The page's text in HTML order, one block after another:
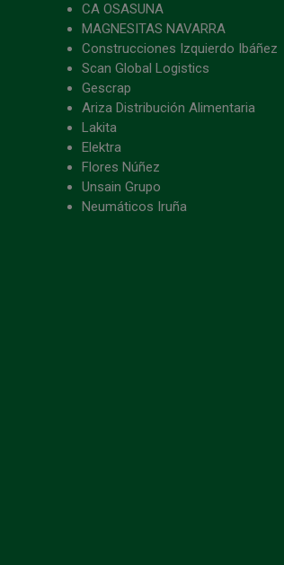
CA OSASUNA
MAGNESITAS NAVARRA
Construcciones Izquierdo Ibáñez
Scan Global Logistics
Gescrap
Ariza Distribución Alimentaria
Lakita
Elektra
Flores Núñez
Unsain Grupo
Neumáticos Iruña